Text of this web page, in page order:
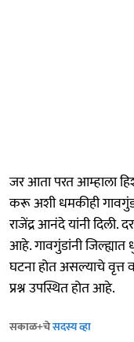
जर आता परत आम्हाला
करू अशी धमकीही
राजेंद्र आनंदे यांनी दिली.
आहे. गावगुंडांनी जिल्ह्यात
घटना होत असल्याचे
प्रश्न उपस्थित होत आहे.
सकाळ+चेसदस्य व्हा